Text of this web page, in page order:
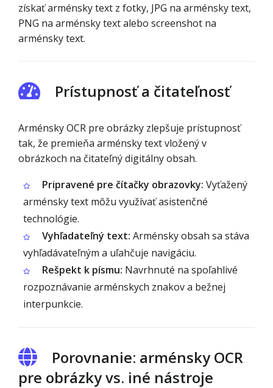
získať arménsky text z fotky, JPG na arménsky text,
PNG na arménsky text alebo screenshot na
arménsky text.
Prístupnosť a čitateľnosť
Arménsky OCR pre obrázky zlepšuje prístupnosť
tak, že premieňa arménsky text vložený v
obrázkoch na čitateľný digitálny obsah.
Pripravené pre čítačky obrazovky: Vyťažený
arménsky text môžu využívať asistenčné
technológie.
Vyhľadateľný text: Arménsky obsah sa stáva
vyhľadávateľným a uľahčuje navigáciu.
Rešpekt k písmu: Navrhnuté na spoľahlivé
rozpoznávanie arménskych znakov a bežnej
interpunkcie.
Porovnanie: arménsky OCR
pre obrázky vs. iné nástroje